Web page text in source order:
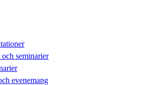
seminarier
evenemang